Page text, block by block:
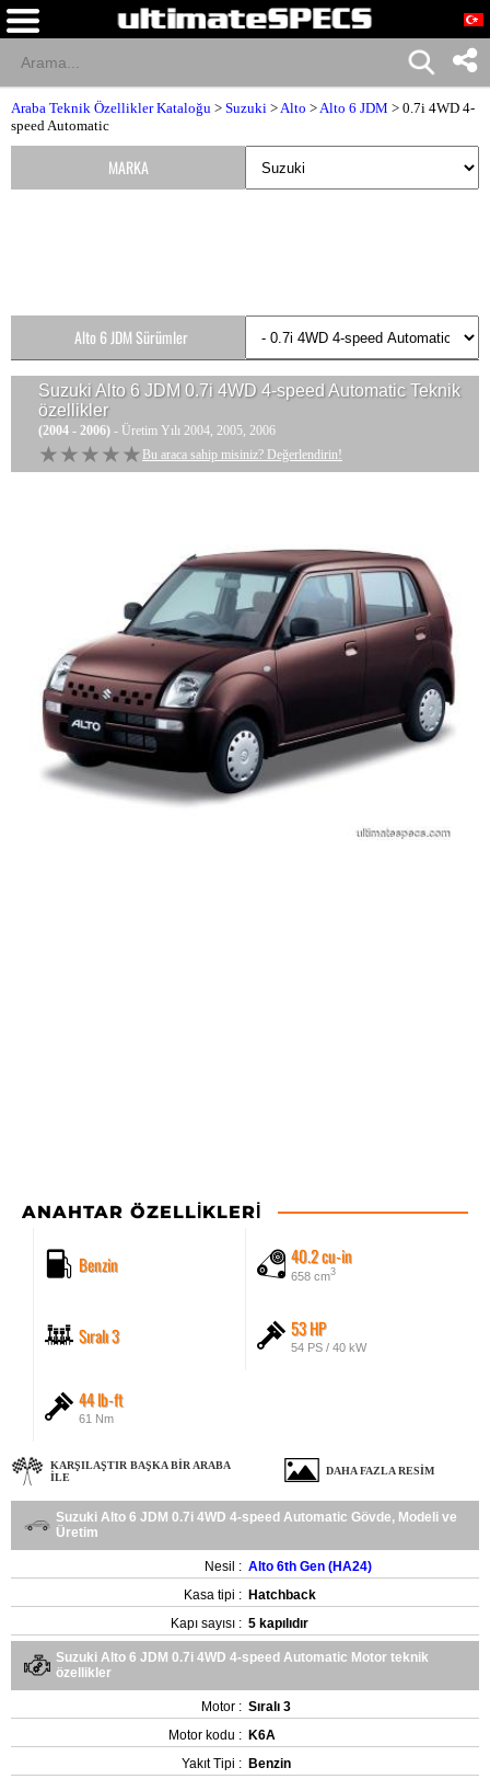
Araba Teknik Özellikler Kataloğu > Suzuki >Alto >Alto 6 JDM > 0.7i 4WD 4-
speed Automatic
Suzuki Alto 6 JDM 0.7i 4WD 4-speed Automatic Teknik
özellikler
(2004 - 2006) - Üretim Yılı 2004, 2005, 2006
★★★★★
★★★★★ Bu araca sahip misiniz? Değerlendirin!
ANAHTAR ÖZELLIKLERI
Benzin 40.2 cu-in
658 cm3
Sıralı 3 53 HP
54 PS / 40 kW
44 lb-ft
61 Nm
KARŞILAŞTIR BAŞKA BIR ARABA
ILE
DAHA FAZLA RESIM
Suzuki Alto 6 JDM 0.7i 4WD 4-speed Automatic Gövde, Modeli ve
Üretim
Nesil : Alto 6th Gen (HA24)
Kasa tipi : Hatchback
Kapı sayısı : 5 kapılıdır
Suzuki Alto 6 JDM 0.7i 4WD 4-speed Automatic Motor teknik
özellikler
Motor : Sıralı 3
Motor kodu : K6A
Yakıt Tipi : Benzin
MARKA
Alto 6 JDM Sürümler